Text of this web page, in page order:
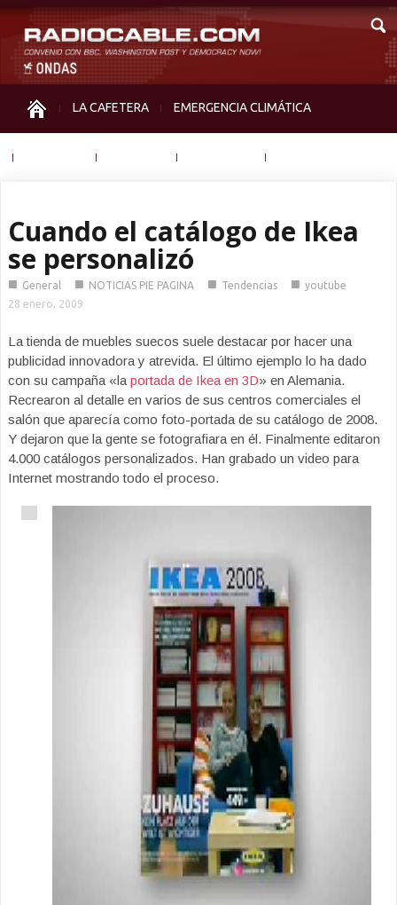
LA CAFETERA EMERGENCIA CLIMÁTICA
Cuando el catálogo de Ikea
se personalizó
■ General ■ NOTICIAS PIE PAGINA ■ Tendencias ■ youtube
28 enero, 2009
La tienda de muebles suecos suele destacar por hacer una
publicidad innovadora y atrevida. El último ejemplo lo ha dado
con su campaña «la portada de Ikea en 3D» en Alemania.
Recrearon al detalle en varios de sus centros comerciales el
salón que aparecía como foto-portada de su catálogo de 2008.
Y dejaron que la gente se fotografiara en él. Finalmente editaron
4.000 catálogos personalizados. Han grabado un video para
Internet mostrando todo el proceso.